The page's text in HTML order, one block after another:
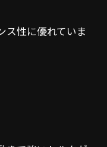
ス性に優れていま